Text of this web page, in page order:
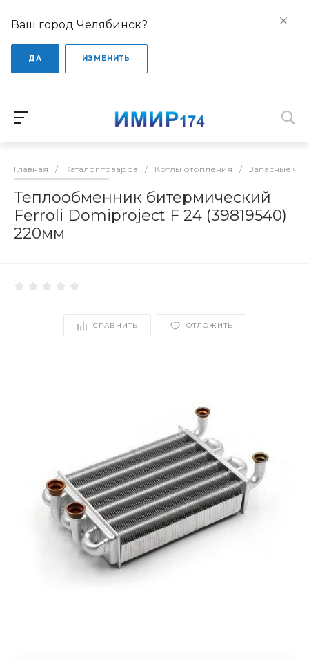
Ваш город Челябинск?
ДА ИЗМЕНИТЬ
Главная / Каталог товаров / Котлы отопления / Запасные
Теплообменник битермический
Ferroli Domiproject F 24 (39819540)
220мм
СРАВНИТЬ ОТЛОЖИТЬ